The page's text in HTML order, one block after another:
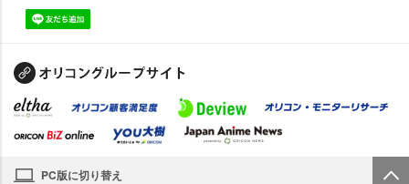
PC版に切り替え